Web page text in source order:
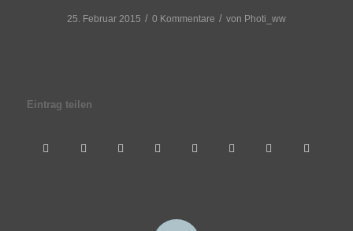
25. Februar 2015 / 0 Kommentare / von Photi_ww
Eintrag teilen